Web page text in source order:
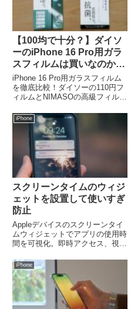
【100均で十分？】ダイソ
ーのiPhone 16 Pro用ガラ
スフィルムは買いなのか？
iPhone 15 Pro用フィルム
と比較
iPhone 16 Pro用ガラスフィルム
を徹底比較！ダイソーの110円フ
ィルムとNIMASOの高級フィル
の難易度、画面保護性能、コスト
パフォーマンスを専門家が解説。
iPhone
スクリーンタイムのウィジ
ェットを設置して使いすぎ
防止
Appleデバイスのスクリーンタイ
ムウィジェットでアプリの使用時
間を可視化。即時アクセス、視覚
的なデジタル生活をサポートしま
す。
iPhone